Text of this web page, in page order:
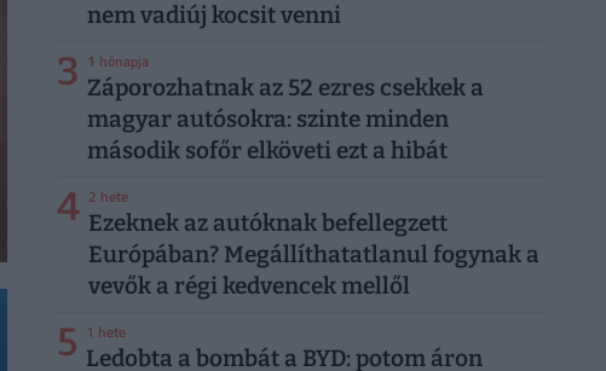
nem vadiúj kocsit venni
3 1 hónapja
Záporozhatnak az 52 ezres csekkek a
magyar autósokra: szinte minden
második sofőr elköveti ezt a hibát
4 2 hete
Ezeknek az autóknak befellegzett
Európában? Megállíthatatlanul fogynak a
vevők a régi kedvencek mellől
5 1 hete
Ledobta a bombát a BYD: potom áron